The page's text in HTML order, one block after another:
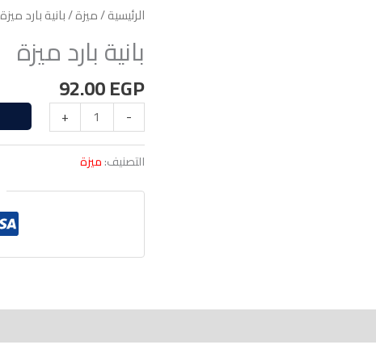
الرئيسية/ميزة/ بانية بارد ميزة
بانية بارد ميزة
92.00EGP
-
+
التصنيف:ميزة